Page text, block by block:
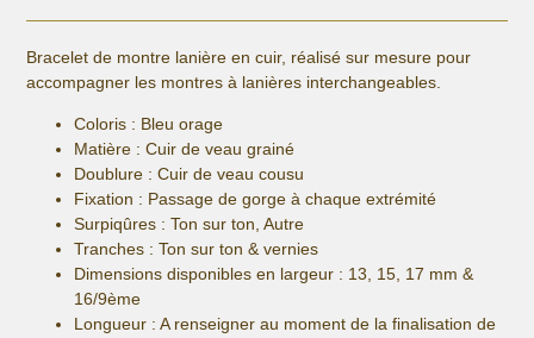
Bracelet de montre lanière en cuir, réalisé sur mesure pour
accompagner les montres à lanières interchangeables.
Coloris : Bleu orage
Matière : Cuir de veau grainé
Doublure : Cuir de veau cousu
Fixation : Passage de gorge à chaque extrémité
Surpiqûres : Ton sur ton, Autre
Tranches : Ton sur ton & vernies
Dimensions disponibles en largeur : 13, 15, 17 mm &
16/9ème
Longueur : A renseigner au moment de la finalisation de